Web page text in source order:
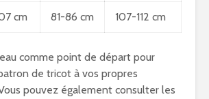
cm 81-86 cm 107-112 cm
comme point de départ pour
de tricot à vos propres
pouvez également consulter les